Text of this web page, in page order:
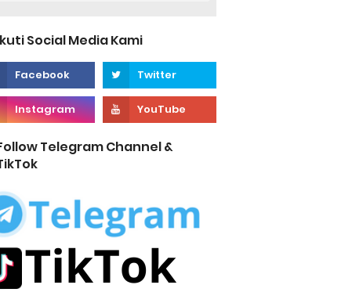
Social Media Kami
Telegram Channel &